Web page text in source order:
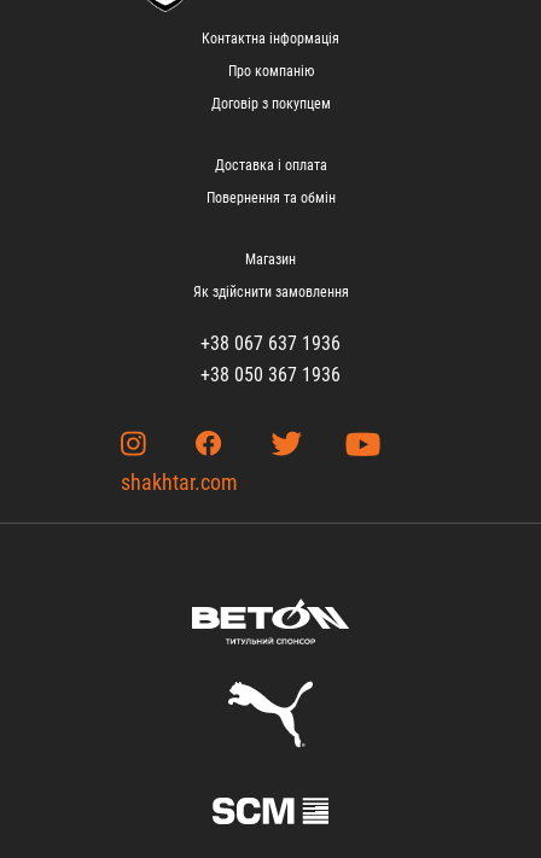
Контактна інформація
Про компанію
Договір з покупцем
Доставка і оплата
Повернення та обмін
Магазин
Як здійснити замовлення
+38 067 637 1936
+38 050 367 1936
shakhtar.com